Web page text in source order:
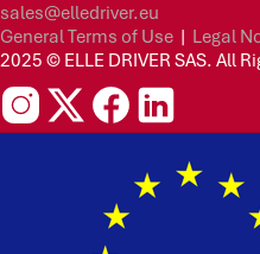
sales@elledriver.eu
General Terms of Use | Legal
2025 © ELLE DRIVER SAS. All